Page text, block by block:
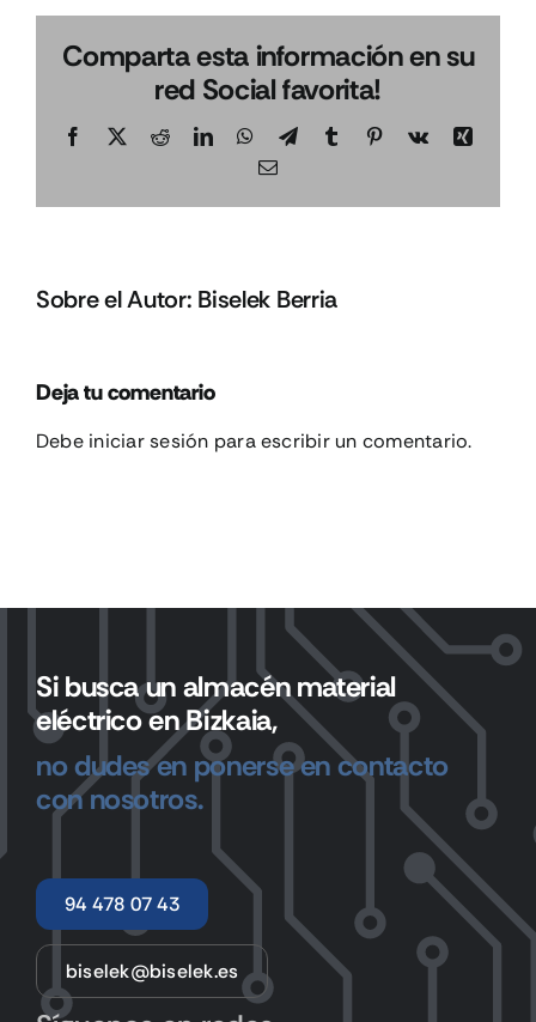
Comparta esta información en su
red Social favorita!
Facebook
X RedditLinkedInWhatsApp
TelegramTumblr Pinterest
Vk
Xing
Correo
Sobre el Autor: Biselek Berria
Deja tu comentario
Debe iniciar sesión para escribir un comentario.
Si busca un almacén material
eléctrico en Bizkaia,
no dudes en ponerse en contacto
con nosotros.
94 478 07 43
biselek@biselek.es